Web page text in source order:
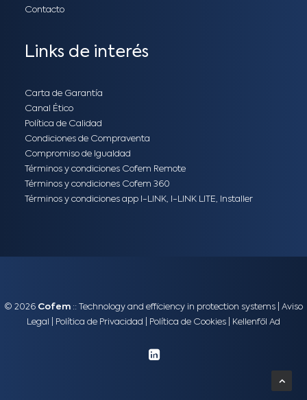
Contacto
Links de interés
Carta de Garantía
Canal Ético
Política de Calidad
Condiciones de Compraventa
Compromiso de Igualdad
Términos y condiciones Cofem Remote
Términos y condiciones Cofem 360
Términos y condiciones app I-LINK, I-LINK LITE, Installer
© 2026 Cofem :: Technology and efficiency in protection systems | Aviso
Legal
Política de Privacidad Política de Cookies Kellenföl Ad